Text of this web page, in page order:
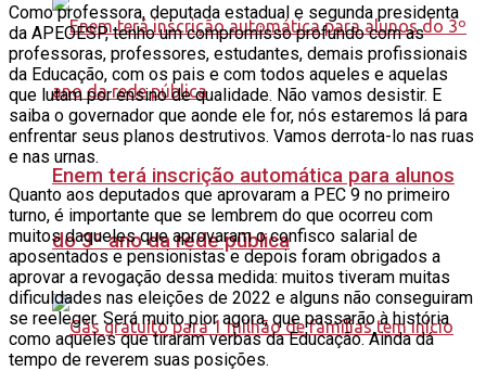
Enem terá inscrição automática para alunos
do 3º ano da rede pública
Como professora, deputada estadual e segunda presidenta
da APEOESP, tenho um compromisso profundo com as
professoras, professores, estudantes, demais profissionais
da Educação, com os pais e com todos aqueles e aquelas
que lutam por ensino de qualidade. Não vamos desistir. E
saiba o governador que aonde ele for, nós estaremos lá para
enfrentar seus planos destrutivos. Vamos derrota-lo nas ruas
e nas urnas.
Quanto aos deputados que aprovaram a PEC 9 no primeiro
turno, é importante que se lembrem do que ocorreu com
muitos daqueles que aprovaram o confisco salarial de
aposentados e pensionistas e depois foram obrigados a
aprovar a revogação dessa medida: muitos tiveram muitas
dificuldades nas eleições de 2022 e alguns não conseguiram
se reeleger. Será muito pior agora, que passarão à história
como aqueles que tiraram verbas da Educação. Ainda dá
tempo de reverem suas posições.